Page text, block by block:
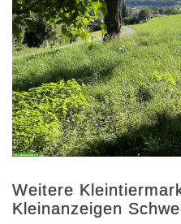
Weitere
Kleinanzeigen